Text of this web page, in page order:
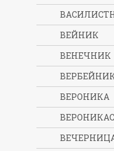
ВЕЙНИК
ВЕНЕЧНИК
ВЕРОНИКА